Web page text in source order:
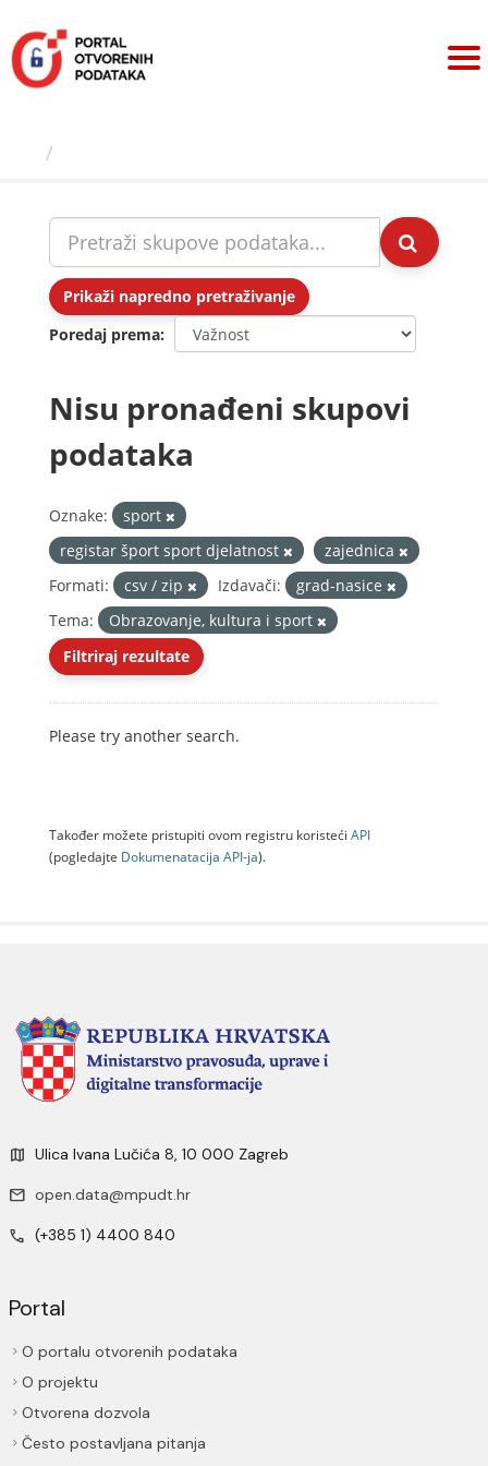
sadržaj
Prikaži napredno pretraživanje
Poredaj prema
Nisu pronađeni skupovi
podataka
Oznake:
sport
registar šport sport djelatnost
zajednica
Formati:
csv / zip Izdavači:
grad-nasice
Tema:
Obrazovanje, kultura i sport
Filtriraj rezultate
Please try another search.
Također možete pristupiti ovom registru koristeći API
(pogledajte Dokumenаtаcijа API-jа).